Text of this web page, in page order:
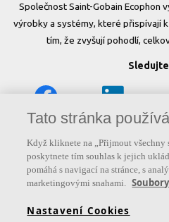
Společnost Saint-Gobain Ecophon
výrobky a systémy, které přispívají
tím, že zvyšují pohodlí,
Produkty Inspirace &
Barvy a povrchy
Prohlášení o vlastnostech
Tato stránka
Když kliknete na „Přijmout všechny
poskytnete tím souhlas k jejich
pomáhá s navigací na stránce, s
marketingovými snahami.
Nastavení Cookies